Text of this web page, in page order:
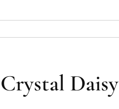
Crystal Daisy